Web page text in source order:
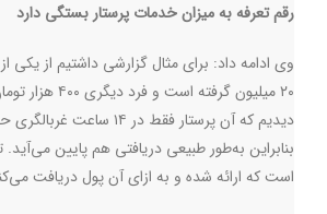
رقم تعرفه به میزان خدمات پرستار بستگی دارد
وی ادامه داد: برای مثال گزارشی داشتیم از یکی
۲۰ میلیون گرفته است
دیدیم که آن پرستار فقط در ۱۴
بنابراین به‌طور طبیعی دریافتی هم پایین
است که ارائه شده و به ازای آن پول دریافت